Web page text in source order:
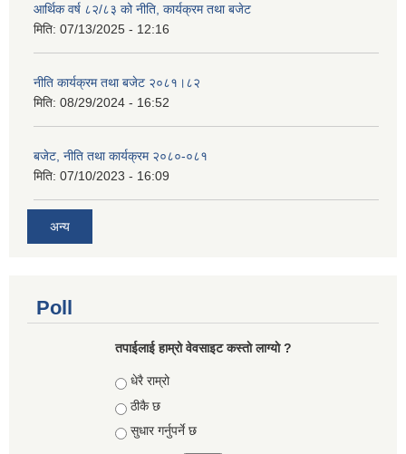
आर्थिक वर्ष ८२/८३ को नीति, कार्यक्रम तथा बजेट
मिति: 07/13/2025 - 12:16
नीति कार्यक्रम तथा बजेट २०८१।८२
मिति: 08/29/2024 - 16:52
बजेट, नीति तथा कार्यक्रम २०८०-०८१
मिति: 07/10/2023 - 16:09
अन्य
Poll
तपाईलाई हाम्रो वेवसाइट कस्ताे लाग्याे ?
Choices
धेरै राम्रो
ठीकै छ
सुधार गर्नुपर्ने छ